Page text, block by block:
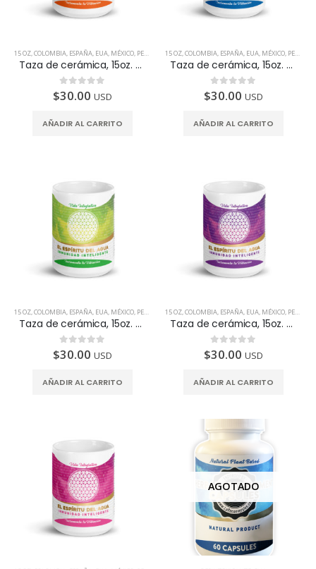
15 OZ,COLOMBIA, ESPAÑA, EUA, MÉXICO, PERÚ PRODUCTOS INTELIGENTES,TAZAS
Taza de cerámica, 15oz. Diseñada para fortalecer el Páncreas
0de 5
$30.00 USD
AÑADIR AL CARRITO
15 OZ,COLOMBIA, ESPAÑA, EUA, MÉXICO, PERÚ
Taza de cerámica, 15oz. Diseñada para fortalecer el Hígado
0de 5
$30.00 USD
AÑADIR AL CARRITO
15 OZ,COLOMBIA, ESPAÑA, EUA, MÉXICO, PERÚ PRODUCTOS INTELIGENTES,TAZAS
Taza de cerámica, 15oz. Diseñada para fortalecer los Pulmones
0de 5
$30.00 USD
AÑADIR AL CARRITO
15 OZ,COLOMBIA, ESPAÑA, EUA, MÉXICO, PERÚ
Taza de cerámica, 15oz. Diseñada para fortalecer los Riñones
0de 5
$30.00 USD
AÑADIR AL CARRITO
AGOTADO